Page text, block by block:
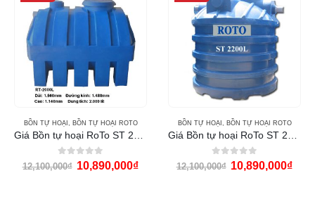
BỒN TỰ HOẠI , BỒN TỰ HOẠI ROTO
0 out of 5
12,100,000₫ 10,890,000₫
BỒN TỰ HOẠI , BỒN TỰ HOẠI ROTO
0 out of 5
12,100,000₫ 10,890,000₫